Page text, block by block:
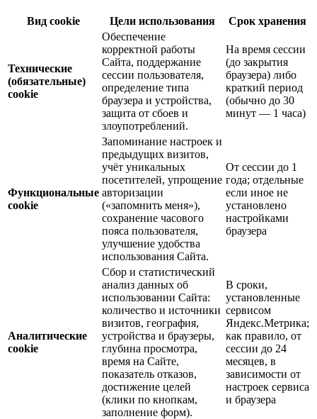
Вид cookie Цели использования Срок хранения
Технические
(обязательные)
cookie
Обеспечение
корректной работы
Сайта, поддержание
сессии пользователя,
определение типа
браузера и устройства,
защита от сбоев и
злоупотреблений.
На время сессии
(до закрытия
браузера) либо
краткий период
(обычно до 30
минут — 1 часа)
Функциональные
cookie
Запоминание настроек и
предыдущих визитов,
учёт уникальных
посетителей, упрощение
авторизации
(«запомнить меня»),
сохранение часового
пояса пользователя,
улучшение удобства
использования Сайта.
От сессии до 1
года; отдельные
если иное не
установлено
настройками
браузера
Аналитические
cookie
Сбор и статистический
анализ данных об
использовании Сайта:
количество и источники
визитов, география,
устройства и браузеры,
глубина просмотра,
время на Сайте,
показатель отказов,
достижение целей
(клики по кнопкам,
заполнение форм).
В сроки,
установленные
сервисом
Яндекс.Метрика;
как правило, от
сессии до 24
месяцев, в
зависимости от
настроек сервиса
и браузера